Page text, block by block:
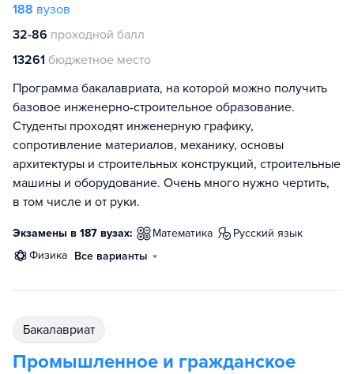
188 вузов
32-86 проходной балл
13261 бюджетное место
Программа бакалавриата, на которой можно получить
базовое инженерно-строительное образование.
Студенты проходят инженерную графику,
сопротивление материалов, механику, основы
архитектуры и строительных конструкций, строительные
машины и оборудование. Очень много нужно чертить,
в том числе и от руки.
Экзамены в 187 вузах: математика
русский язык
физика Все варианты
бакалавриат
Промышленное и гражданское